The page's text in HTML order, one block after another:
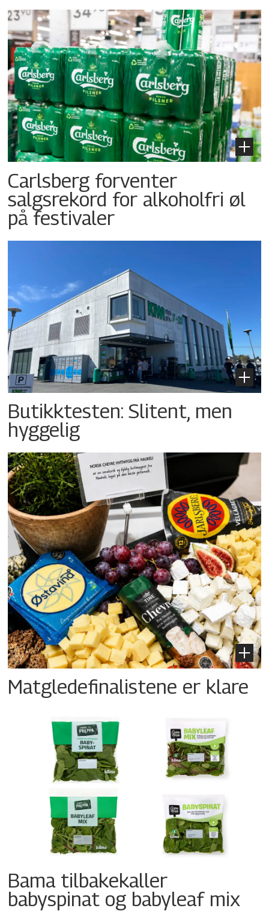
Carlsberg forventer
salgsrekord for alkoholfri øl
på festivaler
Butikktesten: Slitent, men
hyggelig
Matgledefinalistene er klare
Bama tilbakekaller
babyspinat og babyleaf mix